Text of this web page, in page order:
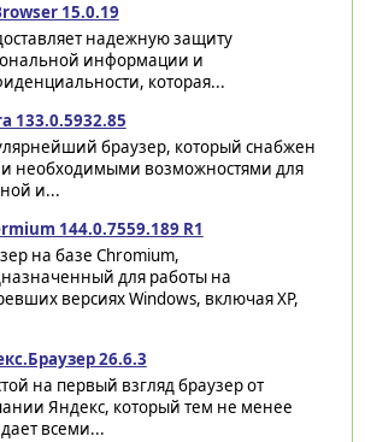
15.0.19
надежную защиту
информации и
которая...
133.0.5932.85
браузер, который снабжен
необходимыми возможностями для
и...
144.0.7559.189 R1
на базе Chromium,
для работы на
версиях Windows, включая XP,
26.6.3
на первый взгляд браузер от
Яндекс, который тем не менее
всеми...